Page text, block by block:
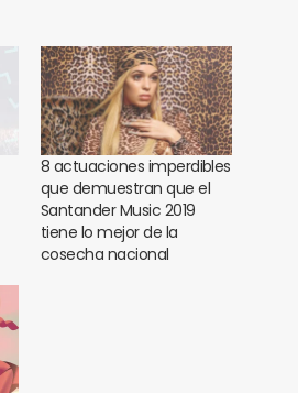
8 actuaciones imperdibles
que demuestran que el
Santander Music 2019
tiene lo mejor de la
cosecha nacional